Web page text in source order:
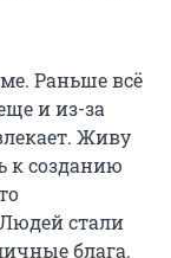
Раньше всё
и из-за
Живу
к созданию
стали
блага.